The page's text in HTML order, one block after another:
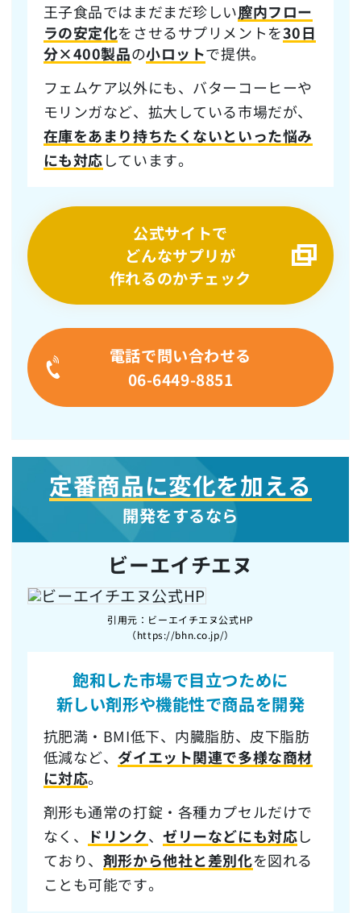
王子食品ではまだまだ珍しい膣内フロー
ラの安定化をさせるサプリメントを30日
分×400製品の小ロットで提供。
フェムケア以外にも、バターコーヒーや
モリンガなど、拡大している市場だが、
在庫をあまり持ちたくないといった悩み
にも対応しています。
公式サイトで
どんなサプリが
作れるのかチェック
電話で問い合わせる
06-6449-8851
定番商品に変化を加える
開発をするなら
ビーエイチエヌ
引用元：ビーエイチエヌ公式HP
（https://bhn.co.jp/）
飽和した市場で目立つために
新しい剤形や機能性で商品を開発
抗肥満・BMI低下、内臓脂肪、皮下脂肪
低減など、 ダイエット関連で多様な商材
に対応。
剤形も通常の打錠・各種カプセルだけで
なく、
ドリンク、ゼリーなどにも対応し
ており、 剤形から他社と差別化を図れる
ことも可能です。